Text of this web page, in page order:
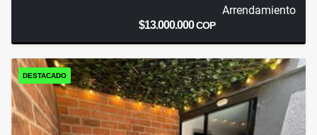
Arrendamiento
$13.000.000COP
DESTACADO